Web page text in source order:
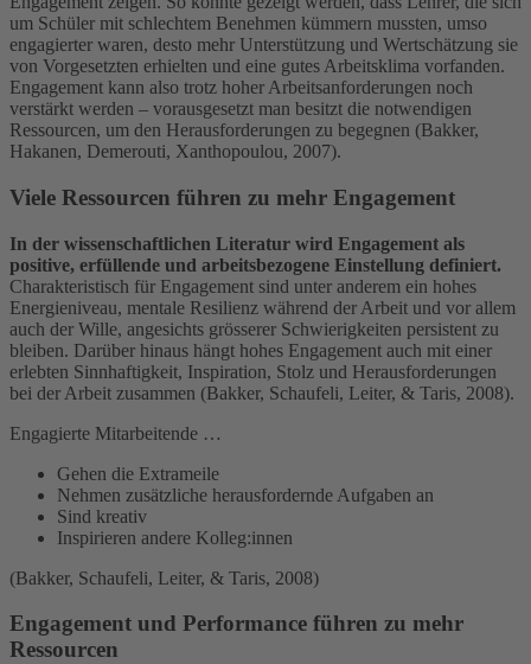
um Schüler mit schlechtem Benehmen kümmern mussten, umso
engagierter waren, desto mehr Unterstützung und Wertschätzung sie
von Vorgesetzten erhielten und eine gutes Arbeitsklima vorfanden.
Engagement kann also trotz hoher Arbeitsanforderungen noch
verstärkt werden – vorausgesetzt man besitzt die notwendigen
Ressourcen, um den Herausforderungen zu begegnen (Bakker,
Hakanen, Demerouti, Xanthopoulou, 2007).
Viele Ressourcen führen zu mehr Engagement
In der wissenschaftlichen Literatur wird Engagement als
positive, erfüllende und arbeitsbezogene Einstellung definiert.
Charakteristisch für Engagement sind unter anderem ein hohes
Energieniveau, mentale Resilienz während der Arbeit und vor allem
auch der Wille, angesichts grösserer Schwierigkeiten persistent zu
bleiben. Darüber hinaus hängt hohes Engagement auch mit einer
erlebten Sinnhaftigkeit, Inspiration, Stolz und Herausforderungen
bei der Arbeit zusammen (Bakker, Schaufeli, Leiter, & Taris, 2008).
Engagierte Mitarbeitende …
Gehen die Extrameile
Nehmen zusätzliche herausfordernde Aufgaben an
Sind kreativ
Inspirieren andere Kolleg:innen
(Bakker, Schaufeli, Leiter, & Taris, 2008)
Engagement und Performance führen zu mehr
Ressourcen